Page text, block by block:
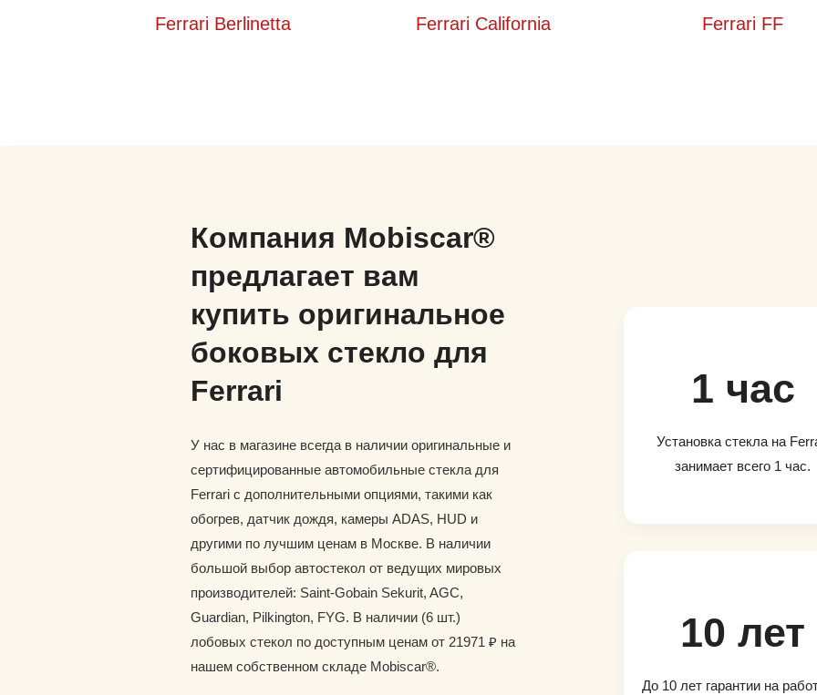
Ferrari Berlinetta Ferrari California Ferrari FF
Компания Mobiscar®
предлагает вам
купить оригинальное
боковых стекло для
Ferrari
У нас в магазине всегда в наличии оригинальные и
сертифицированные автомобильные стекла для
Ferrari с дополнительными опциями, такими как
обогрев, датчик дождя, камеры ADAS, HUD и
другими по лучшим ценам в Москве. В наличии
большой выбор автостекол от ведущих мировых
производителей: Saint-Gobain Sekurit, AGC,
Guardian, Pilkington, FYG. В наличии (6 шт.)
лобовых стекол по доступным ценам от 21971 ₽ на
нашем собственном складе Mobiscar®.
1 час
Установка стекла на
занимает всего 1 час.
10 лет
До 10 лет гарантии на